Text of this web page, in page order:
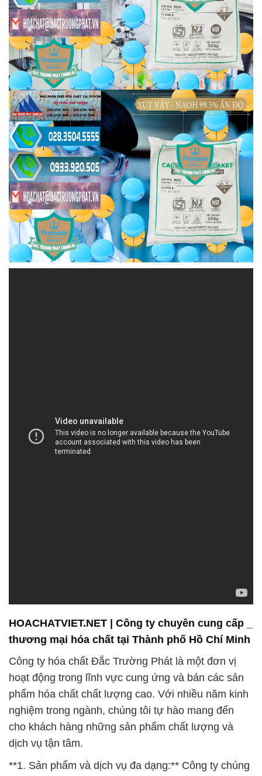
HOACHATVIET.NET | Công ty chuyên cung cấp _
thương mại hóa chất tại Thành phố Hồ Chí Minh
Công ty hóa chất Đắc Trường Phát là một đơn vị
hoạt động trong lĩnh vực cung ứng và bán các sản
phẩm hóa chất chất lượng cao. Với nhiều năm kinh
nghiệm trong ngành, chúng tôi tự hào mang đến
cho khách hàng những sản phẩm chất lượng và
dịch vụ tận tâm.
**1. Sản phẩm và dịch vụ đa dạng:** Công ty chúng